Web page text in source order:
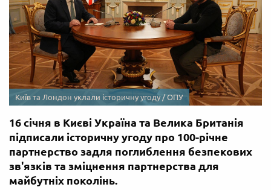
Київ та Лондон уклали історичну угоду / ОПУ
16 січня в Києві Україна та Велика Британія
підписали історичну угоду про 100-річне
партнерство задля поглиблення безпекових
зв'язків та зміцнення партнерства для
майбутніх поколінь.